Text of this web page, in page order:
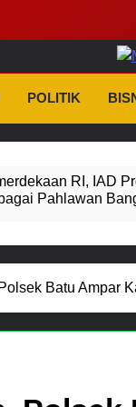
POLITIK
RI, IAD
Pahlawan
Perkuat
Batu Ampar